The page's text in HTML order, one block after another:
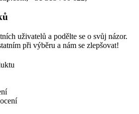
uživatelů a podělte se o svůj názor.
při výběru a nám se zlepšovat!